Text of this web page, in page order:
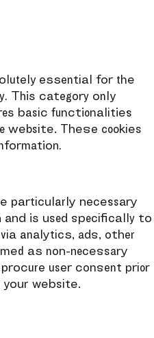
essential for the
This category only
basic functionalities
website. These cookies
particularly necessary
is used specifically to
analytics, ads, other
as non-necessary
user consent prior
your website.